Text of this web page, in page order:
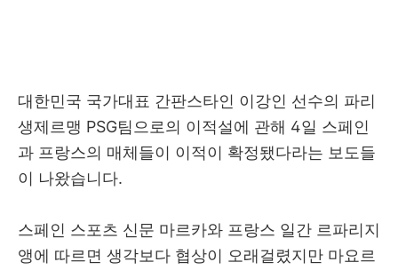
대한민국 국가대표 간판스타인 이강인 선수의 파리
생제르맹 PSG팀으로의 이적설에 관해 4일 스페인
과 프랑스의 매체들이 이적이 확정됐다라는 보도들
이 나왔습니다.
스페인 스포츠 신문 마르카와 프랑스 일간 르파리지
앵에 따르면 생각보다 협상이 오래걸렸지만 마요르